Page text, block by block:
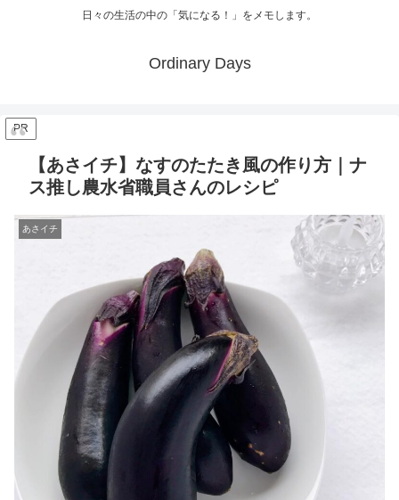
日々の生活の中の「気になる！」をメモします。
Ordinary Days
PR
【あさイチ】なすのたたき風の作り方｜ナ
ス推し農水省職員さんのレシピ
あさイチ